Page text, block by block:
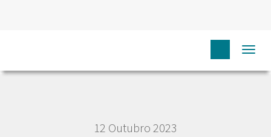
REGISTO ONCOLÓGICO
12 Outubro 2023